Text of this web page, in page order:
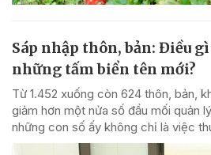
Sáp nhập thôn, bản: Điều
những tấm biển tên mới?
Từ 1.452 xuống còn 624 thôn, bản,
giảm hơn một nửa số đầu mối quản
những con số ấy không chỉ là việc